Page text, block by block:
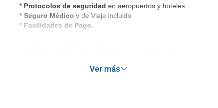
¿Cuáles son los impuestos de entrada y salida del
país si viajo a América?
* Protocolos de seguridad en aeropuertos y hoteles
* Seguro Médico y de Viaje incluido
* Facilidades de Pago
terrorismo y/o catástrofes naturales de hasta 3.000€ en el
Ver más